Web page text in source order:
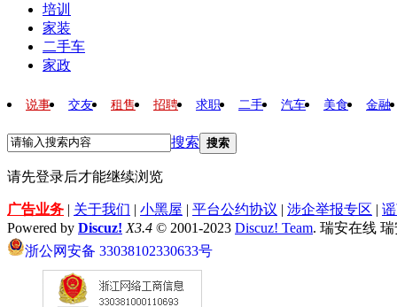
培训
家装
二手车
家政
说事 交友 租售 招聘 求职 二手 汽车 美食 金融
搜索 搜索
请先登录后才能继续浏览
广告业务 | 关于我们 | 小黑屋 | 平台公约协议 | 涉企举报专区 |
Powered by Discuz! X3.4 © 2001-2023 Discuz! Team. 瑞安在线
浙公网安备 33038102330633号